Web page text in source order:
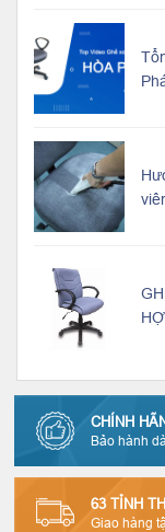
CHÍNH
Bảo hành
63 TỈNH
Giao hàng